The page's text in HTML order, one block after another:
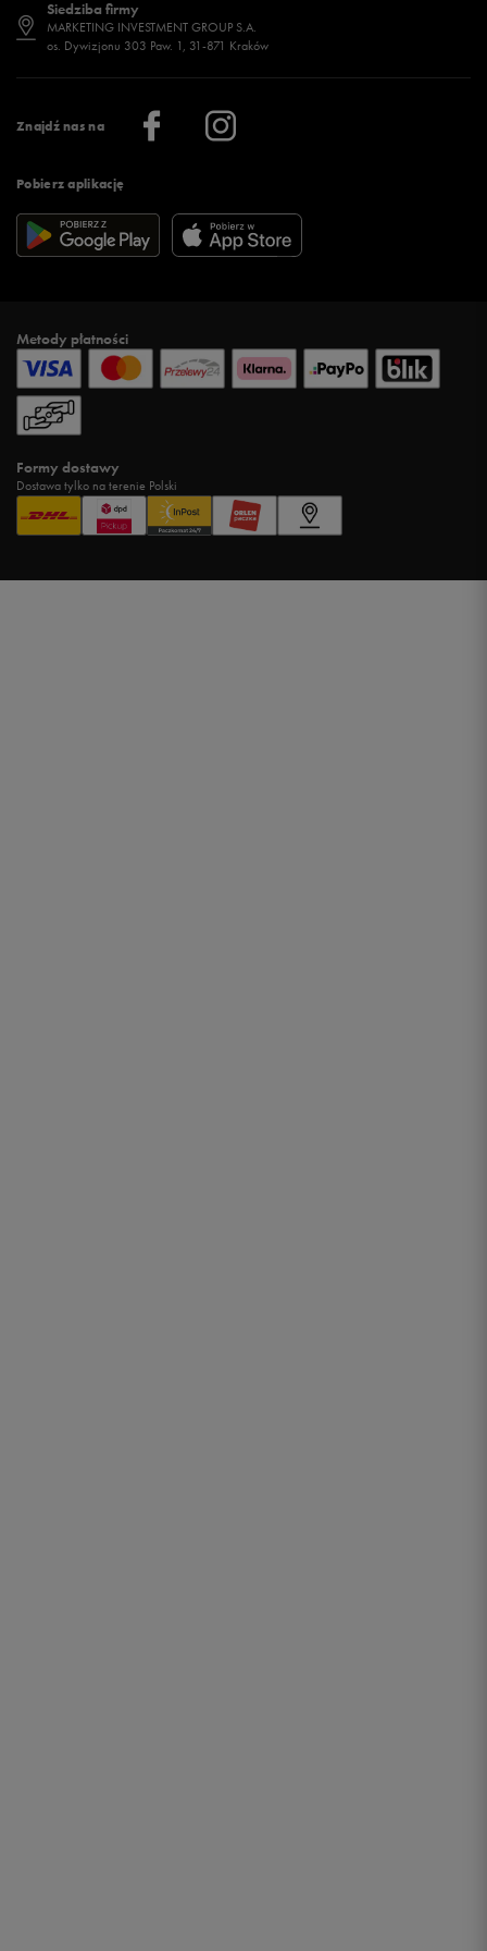
Znajdź nas na
Pobierz aplikację
Regulamin sklepu 50 style
Regulamin aplikacji 50 style
Więcej regulaminów >
Jak wybrać buty na zimę?
Więcej >
Stylizacje damskie
Sklepy stacjonarne
Klub 50 style
Praca
Informacje o firmie
Siedziba firmy
MARKETING INVESTMENT GROUP S.A.
os. Dywizjonu 303 Paw. 1, 31-871 Kraków
Metody płatności
Formy dostawy
Dostawa tylko na terenie Polski